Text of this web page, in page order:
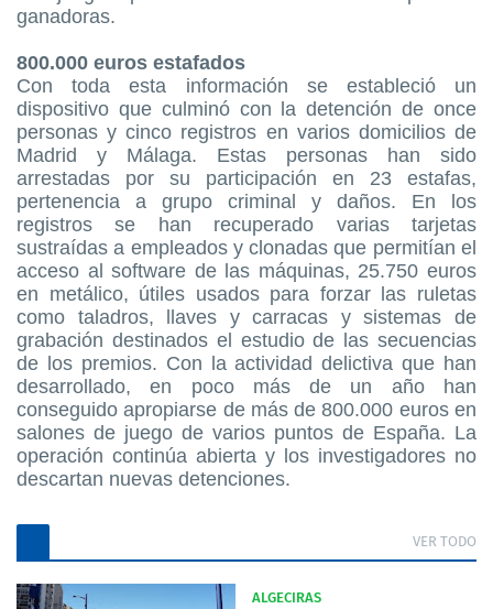
ganadoras.
800.000 euros estafados
Con toda esta información se estableció un
dispositivo que culminó con la detención de once
personas y cinco registros en varios domicilios de
Madrid y Málaga. Estas personas han sido
arrestadas por su participación en 23 estafas,
pertenencia a grupo criminal y daños. En los
registros se han recuperado varias tarjetas
sustraídas a empleados y clonadas que permitían el
acceso al software de las máquinas, 25.750 euros
en metálico, útiles usados para forzar las ruletas
como taladros, llaves y carracas y sistemas de
grabación destinados el estudio de las secuencias
de los premios. Con la actividad delictiva que han
desarrollado, en poco más de un año han
conseguido apropiarse de más de 800.000 euros en
salones de juego de varios puntos de España. La
operación continúa abierta y los investigadores no
descartan nuevas detenciones.
VER TODO
ALGECIRAS